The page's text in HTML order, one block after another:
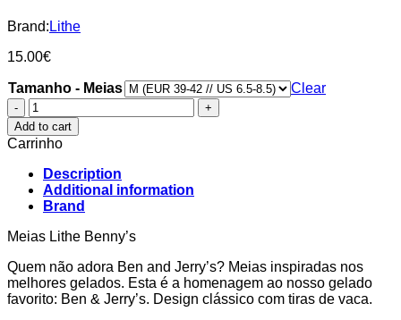
Brand: Lithe
15.00€
Tamanho - Meias
Clear
Meias
Lithe
Benny's
quantity
Add to cart
Carrinho
Description
Additional information
Brand
Meias Lithe Benny’s
Quem não adora Ben and Jerry’s? Meias inspiradas nos
melhores gelados. Esta é a homenagem ao nosso gelado
favorito: Ben & Jerry’s. Design clássico com tiras de vaca.